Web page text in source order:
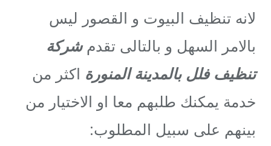
لانه تنظيف البيوت و القصور ليس
بالامر السهل و بالتالى تقدمشركة
تنظيف فلل بالمدينة المنورة اكثر من
خدمة يمكنك طلبهم معا او الاختيار من
بينهم على سبيل المطلوب: